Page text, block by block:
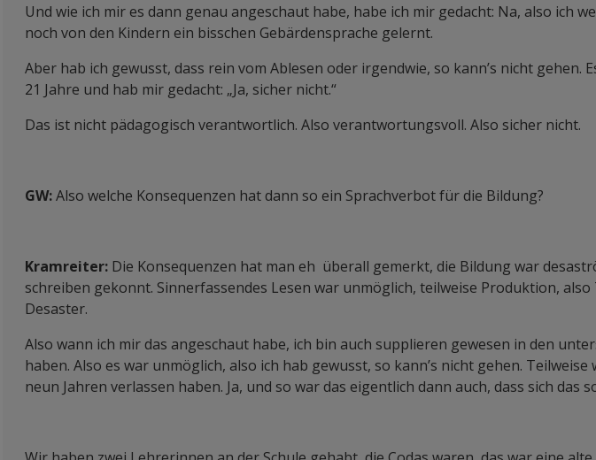
Und wie ich mir es dann genau angeschaut habe, habe ich mir gedacht: Na, also ich
noch von den Kindern ein bisschen Gebärdensprache gelernt.
Aber hab ich gewusst, dass rein vom Ablesen oder irgendwie, so kann’s nicht
21 Jahre und hab mir gedacht: „Ja, sicher nicht.“
Das ist nicht pädagogisch verantwortlich. Also verantwortungsvoll. Also sicher nicht.
GW:Also welche Konsequenzen hat dann so ein Sprachverbot für die Bildung?
Kramreiter: Die Konsequenzen hat man eh überall gemerkt, die Bildung war
schreiben gekonnt. Sinnerfassendes Lesen war unmöglich, teilweise Produktion,
Desaster.
Also wann ich mir das angeschaut habe, ich bin auch supplieren gewesen in den
haben. Also es war unmöglich, also ich hab gewusst, so kann’s nicht gehen.
neun Jahren verlassen haben. Ja, und so war das eigentlich dann auch, dass sich das